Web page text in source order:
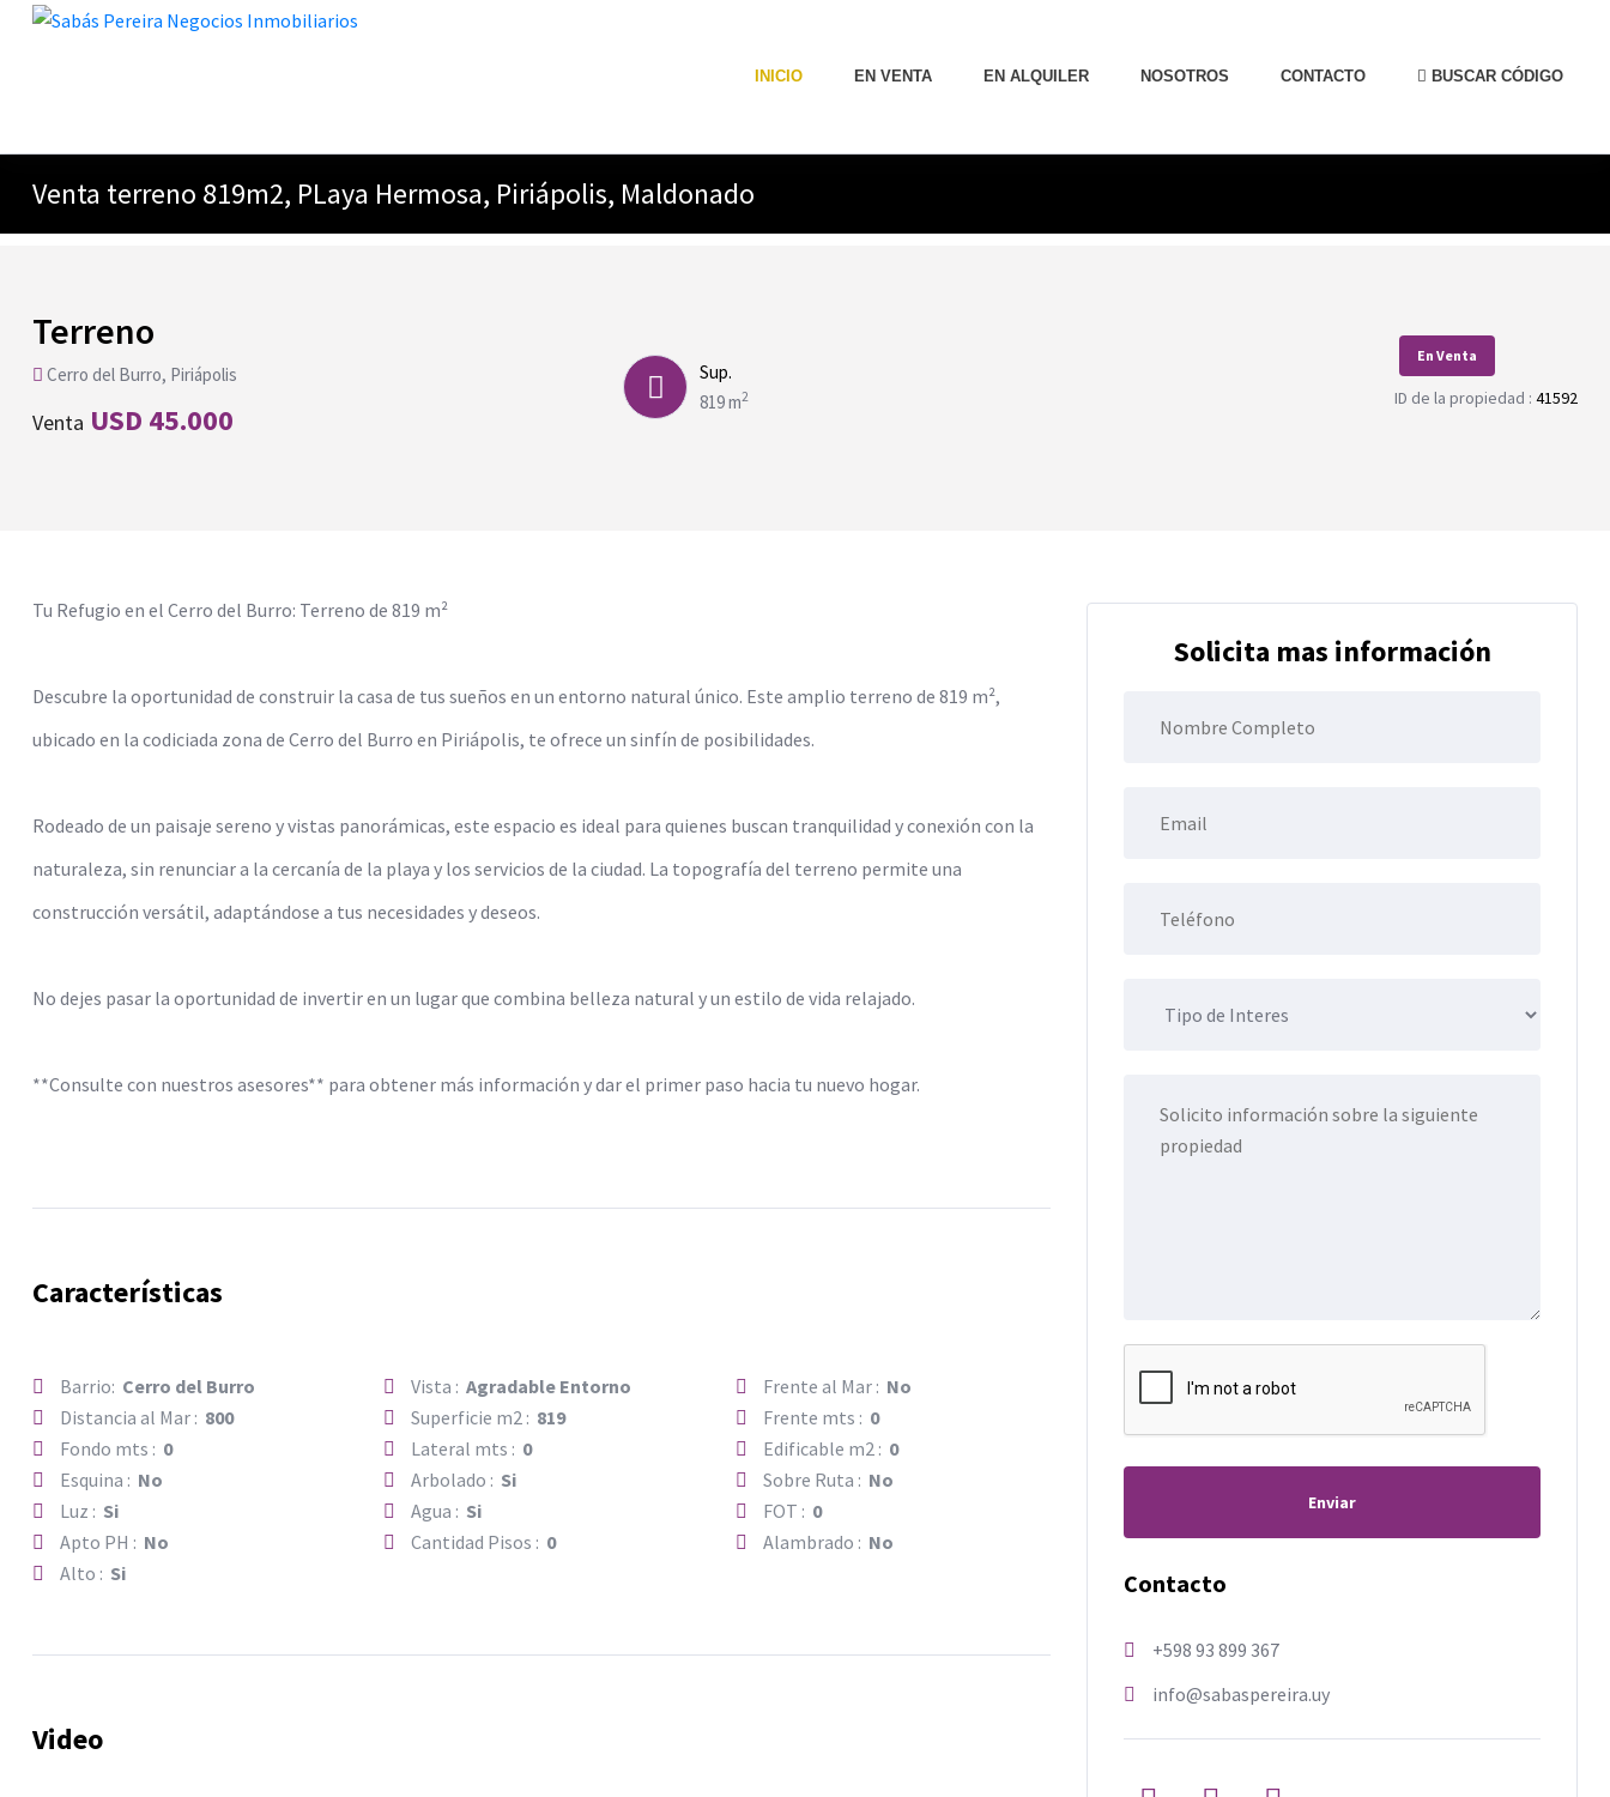
INICIO EN VENTA EN ALQUILER NOSOTROS CONTACTO BUSCAR CÓDIGO
Venta terreno 819m2, PLaya Hermosa, Piriápolis, Maldonado
Terreno
Cerro del Burro, Piriápolis
Venta USD 45.000
Sup.
819 m2
En Venta
ID de la propiedad : 41592
Tu Refugio en el Cerro del Burro: Terreno de 819 m²
Descubre la oportunidad de construir la casa de tus sueños en un entorno natural único. Este amplio terreno de 819 m²,
ubicado en la codiciada zona de Cerro del Burro en Piriápolis, te ofrece un sinfín de posibilidades.
Rodeado de un paisaje sereno y vistas panorámicas, este espacio es ideal para quienes buscan tranquilidad y conexión con la
naturaleza, sin renunciar a la cercanía de la playa y los servicios de la ciudad. La topografía del terreno permite una
construcción versátil, adaptándose a tus necesidades y deseos.
No dejes pasar la oportunidad de invertir en un lugar que combina belleza natural y un estilo de vida relajado.
**Consulte con nuestros asesores** para obtener más información y dar el primer paso hacia tu nuevo hogar.
Características
Barrio: Cerro del Burro Vista :Agradable Entorno Frente al Mar : No
Distancia al Mar : 800 Superficie m2 : 819 Frente mts : 0
Fondo mts : 0 Lateral mts : 0 Edificable m2 : 0
Esquina : No Arbolado : Si Sobre Ruta : No
Luz : Si Agua : Si FOT : 0
Apto PH : No Cantidad Pisos : 0 Alambrado : No
Alto : Si
Video
Solicita mas información
Enviar
Contacto
+598 93 899 367
info@sabaspereira.uy